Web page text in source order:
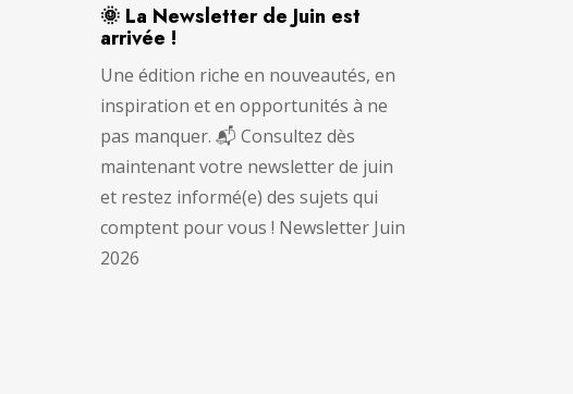
🌞 La Newsletter de Juin est
arrivée !
Une édition riche en nouveautés, en
inspiration et en opportunités à ne
pas manquer. 📬 Consultez dès
maintenant votre newsletter de juin
et restez informé(e) des sujets qui
comptent pour vous ! Newsletter Juin
2026